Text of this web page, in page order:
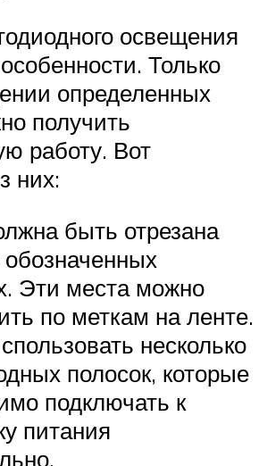
освещения
Только
определенных
получить
работу. Вот
них:
быть отрезана
обозначенных
Эти места можно
по меткам на ленте.
несколько
полосок, которые
подключать к
питания